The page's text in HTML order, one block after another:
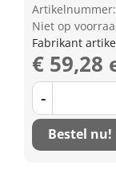
Niet op
Fabrikant
€ 59,28
-
Bestel nu!